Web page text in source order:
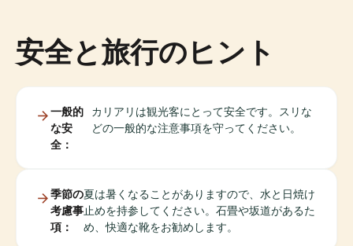
安全と旅行のヒント
一般的
な安
全：
カリアリは観光客にとって安全です。スリな
どの一般的な注意事項を守ってください。
季節の
考慮事
項：
夏は暑くなることがありますので、水と日焼け
止めを持参してください。石畳や坂道があるた
め、快適な靴をお勧めします。